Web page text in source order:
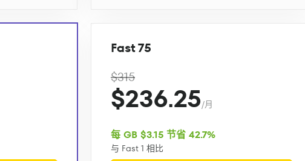
Fast 75
$315
$236.25/月
每 GB $3.15 节省 42.7%
与 Fast 1 相比